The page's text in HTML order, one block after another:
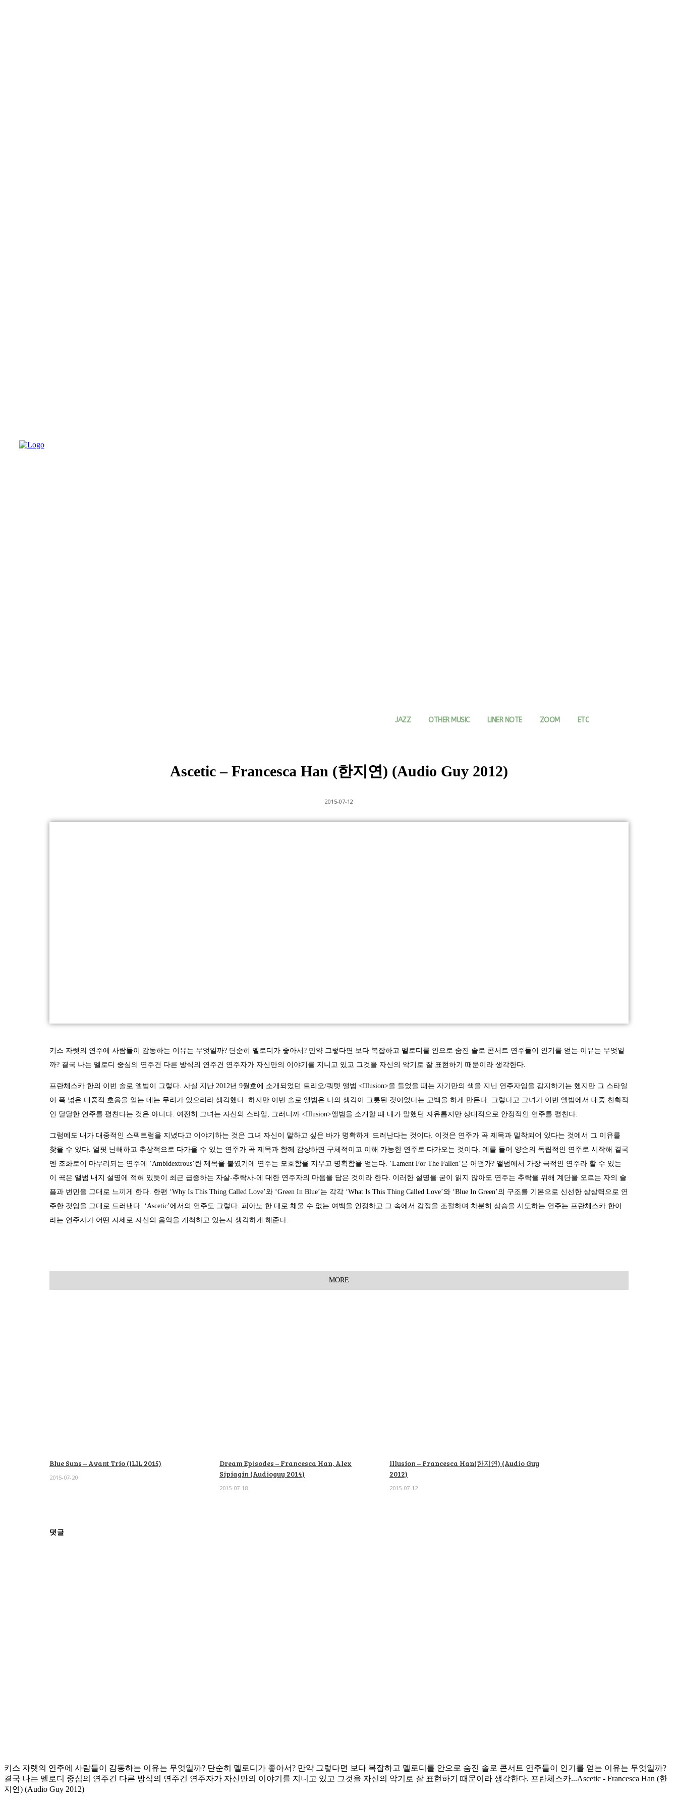
JAZZ OTHER MUSIC LINER NOTE ZOOM ETC
Ascetic – Francesca Han (한지연) (Audio Guy 2012)
2015-07-12
키스 자렛의 연주에 사람들이 감동하는 이유는 무엇일까? 단순히 멜로디가 좋아서? 만약 그렇다면 보다 복잡하고 멜로디를 안으로 숨진 솔로 콘서트 연주들이 인기를 얻는 이유는 무엇일
까? 결국 나는 멜로디 중심의 연주건 다른 방식의 연주건 연주자가 자신만의 이야기를 지니고 있고 그것을 자신의 악기로 잘 표현하기 때문이라 생각한다.
프란체스카 한의 이번 솔로 앨범이 그렇다. 사실 지난 2012년 9월호에 소개되었던 트리오/쿼텟 앨범 <Illusion>을 들었을 때는 자기만의 색을 지닌 연주자임을 감지하기는 했지만 그 스타일
이 폭 넓은 대중적 호응을 얻는 데는 무리가 있으리라 생각했다. 하지만 이번 솔로 앨범은 나의 생각이 그릇된 것이었다는 고백을 하게 만든다. 그렇다고 그녀가 이번 앨범에서 대중 친화적
인 달달한 연주를 펼친다는 것은 아니다. 여전히 그녀는 자신의 스타일, 그러니까 <Illusion>앨범을 소개할 때 내가 말했던 자유롭지만 상대적으로 안정적인 연주를 펼친다.
그럼에도 내가 대중적인 스펙트럼을 지녔다고 이야기하는 것은 그녀 자신이 말하고 싶은 바가 명확하게 드러난다는 것이다. 이것은 연주가 곡 제목과 밀착되어 있다는 것에서 그 이유를
찾을 수 있다. 얼핏 난해하고 추상적으로 다가올 수 있는 연주가 곡 제목과 함께 감상하면 구체적이고 이해 가능한 연주로 다가오는 것이다. 예를 들어 양손의 독립적인 연주로 시작해 결국
엔 조화로이 마무리되는 연주에 ‘Ambidextrous’란 제목을 붙였기에 연주는 모호함을 지우고 명확함을 얻는다. ‘Lament For The Fallen’은 어떤가? 앨범에서 가장 극적인 연주라 할 수 있는
이 곡은 앨범 내지 설명에 적혀 있듯이 최근 급증하는 자살-추락사-에 대한 연주자의 마음을 담은 것이라 한다. 이러한 설명을 굳이 읽지 않아도 연주는 추락을 위해 계단을 오르는 자의 슬
픔과 번민을 그대로 느끼게 한다. 한편 ‘Why Is This Thing Called Love’와 ‘Green In Blue’는 각각 ‘What Is This Thing Called Love’와 ‘Blue In Green’의 구조를 기본으로 신선한 상상력으로 연
주한 것임을 그대로 드러낸다. ‘Ascetic’에서의 연주도 그렇다. 피아노 한 대로 채울 수 없는 여백을 인정하고 그 속에서 감정을 조절하며 차분히 상승을 시도하는 연주는 프란체스카 한이
라는 연주자가 어떤 자세로 자신의 음악을 개척하고 있는지 생각하게 해준다.
MORE
Blue Suns – Avant Trio (ILIL 2015)
2015-07-20
Dream Episodes – Francesca Han, Alex
Sipiagin (Audioguy 2014)
2015-07-18
Illusion – Francesca Han(한지연) (Audio Guy
2012)
2015-07-12
댓글
키스 자렛의 연주에 사람들이 감동하는 이유는 무엇일까? 단순히 멜로디가 좋아서? 만약 그렇다면 보다 복잡하고 멜로디를 안으로 숨진 솔로 콘서트 연주들이 인기를 얻는 이유는 무엇일까?
결국 나는 멜로디 중심의 연주건 다른 방식의 연주건 연주자가 자신만의 이야기를 지니고 있고 그것을 자신의 악기로 잘 표현하기 때문이라 생각한다. 프란체스카...Ascetic - Francesca Han (한
지연) (Audio Guy 2012)